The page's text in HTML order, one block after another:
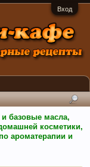
Вход
базовые масла,
косметики,
ароматерапии и